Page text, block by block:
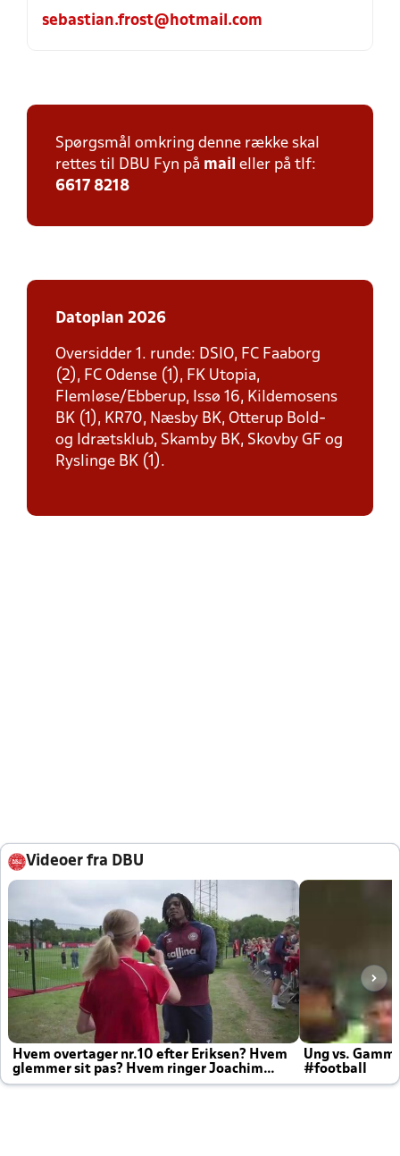
sebastian.frost@hotmail.com
Spørgsmål omkring denne række skal
rettes til DBU Fyn på mail eller på tlf:
6617 8218
Datoplan 2026
Oversidder 1. runde: DSIO, FC Faaborg
(2), FC Odense (1), FK Utopia,
Flemløse/Ebberup, Issø 16, Kildemosens
BK (1), KR70, Næsby BK, Otterup Bold-
og Idrætsklub, Skamby BK, Skovby GF og
Ryslinge BK (1).
Videoer fra DBU
Hvem overtager nr.10 efter Eriksen? Hvem
glemmer sit pas? Hvem ringer Joachim
altid til efter kampe?
Ung vs.
#football